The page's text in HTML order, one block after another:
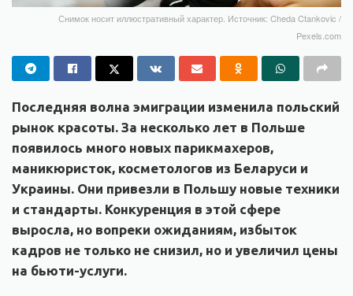
Снимок носит иллюстративный характер. Источник: Cheda Ctankovic /
Pexels.com
Последняя волна эмиграции изменила польский
рынок красоты. За несколько лет в Польше
появилось много новых парикмахеров,
маникюристок, косметологов из Беларуси и
Украины. Они привезли в Польшу новые техники
и стандарты. Конкуренция в этой сфере
выросла, но вопреки ожиданиям, избыток
кадров не только не снизил, но и увеличил цены
на бьюти-услуги.